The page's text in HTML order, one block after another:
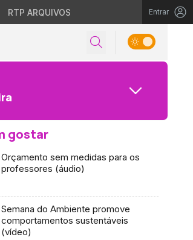
RTP ARQUIVOS Entrar
gostar
Orçamento sem medidas para os
professores (áudio)
Semana do Ambiente promove
comportamentos sustentáveis
(vídeo)